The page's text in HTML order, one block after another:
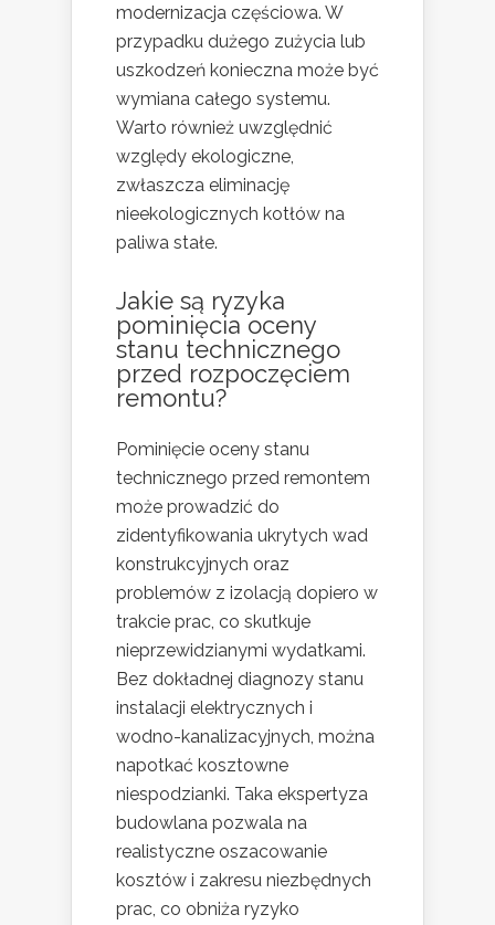
modernizacja częściowa. W
przypadku dużego zużycia lub
uszkodzeń konieczna może być
wymiana całego systemu.
Warto również uwzględnić
względy ekologiczne,
zwłaszcza eliminację
nieekologicznych kotłów na
paliwa stałe.
Jakie są ryzyka
pominięcia oceny
stanu technicznego
przed rozpoczęciem
remontu?
Pominięcie oceny stanu
technicznego przed remontem
może prowadzić do
zidentyfikowania ukrytych wad
konstrukcyjnych oraz
problemów z izolacją dopiero w
trakcie prac, co skutkuje
nieprzewidzianymi wydatkami.
Bez dokładnej diagnozy stanu
instalacji elektrycznych i
wodno-kanalizacyjnych, można
napotkać kosztowne
niespodzianki. Taka ekspertyza
budowlana pozwala na
realistyczne oszacowanie
kosztów i zakresu niezbędnych
prac, co obniża ryzyko